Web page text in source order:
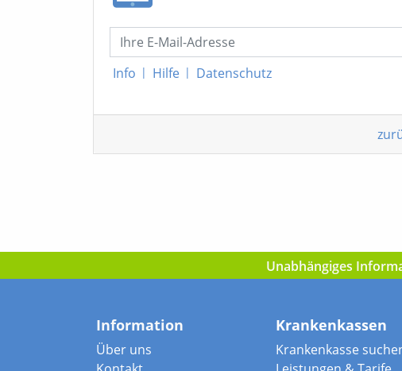
Info | Hilfe | Datenschutz
Unabhängiges
Information
Über uns
Krankenkassen
Krankenkasse